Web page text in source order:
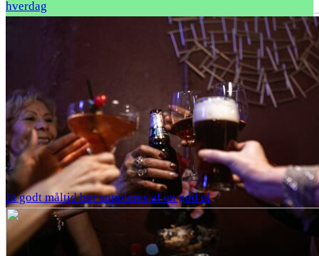
hverdag
Et godt måltid bør suppleres af en god øl